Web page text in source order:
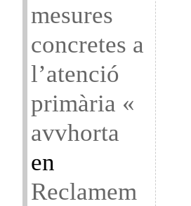
mesures
concretes a
l’atenció
primària «
avvhorta
en
Reclamem